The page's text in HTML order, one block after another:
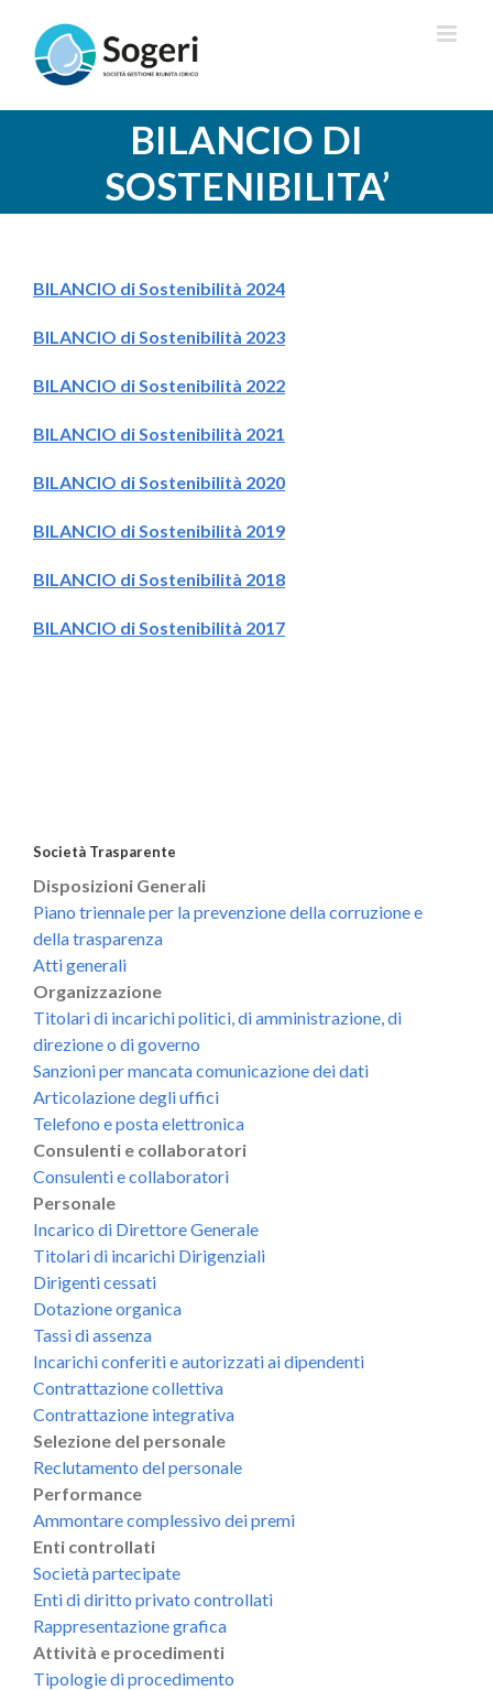
contenuto
BILANCIO DI
SOSTENIBILITA’
BILANCIO di Sostenibilità 2024
BILANCIO di Sostenibilità 2023
BILANCIO di Sostenibilità 2022
BILANCIO di Sostenibilità 2021
BILANCIO di Sostenibilità 2020
BILANCIO di Sostenibilità 2019
BILANCIO di Sostenibilità 2018
BILANCIO di Sostenibilità 2017
Società Trasparente
Disposizioni Generali
Piano triennale per la prevenzione della corruzione e
della trasparenza
Atti generali
Organizzazione
Titolari di incarichi politici, di amministrazione, di
direzione o di governo
Sanzioni per mancata comunicazione dei dati
Articolazione degli uffici
Telefono e posta elettronica
Consulenti e collaboratori
Consulenti e collaboratori
Personale
Incarico di Direttore Generale
Titolari di incarichi Dirigenziali
Dirigenti cessati
Dotazione organica
Tassi di assenza
Incarichi conferiti e autorizzati ai dipendenti
Contrattazione collettiva
Contrattazione integrativa
Selezione del personale
Reclutamento del personale
Performance
Ammontare complessivo dei premi
Enti controllati
Società partecipate
Enti di diritto privato controllati
Rappresentazione grafica
Attività e procedimenti
Tipologie di procedimento